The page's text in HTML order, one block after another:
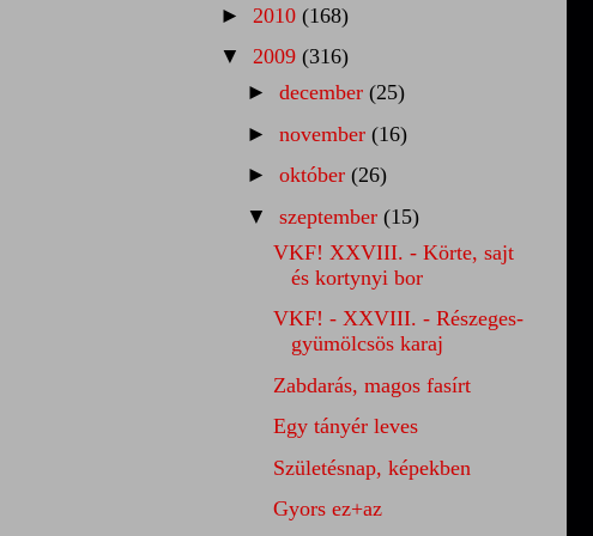
► 2010 (168)
▼ 2009 (316)
► december (25)
► november (16)
► október (26)
▼ szeptember (15)
VKF! XXVIII. - Körte, sajt
és kortynyi bor
VKF! - XXVIII. - Részeges-
gyümölcsös karaj
Zabdarás, magos fasírt
Egy tányér leves
Születésnap, képekben
Gyors ez+az